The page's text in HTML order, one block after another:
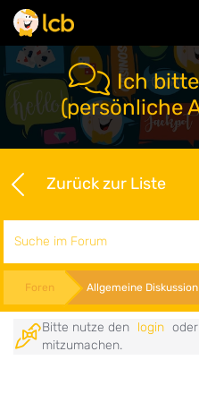
Ich
(persönliche
Zurück zur Liste
Foren Allgemeine Diskussion
Bitte nutze den login oder
mitzumachen.